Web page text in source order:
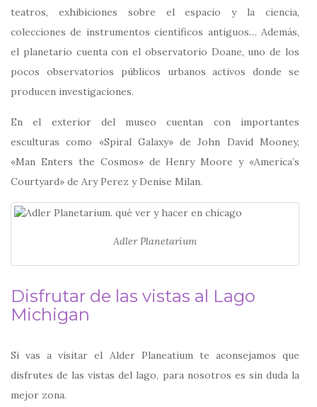
teatros, exhibiciones sobre el espacio y la ciencia,
colecciones de instrumentos científicos antiguos… Además,
el planetario cuenta con el observatorio Doane, uno de los
pocos observatorios públicos urbanos activos donde se
producen investigaciones.
En el exterior del museo cuentan con importantes
esculturas como «Spiral Galaxy» de John David Mooney,
«Man Enters the Cosmos» de Henry Moore y «America’s
Courtyard» de Ary Perez y Denise Milan.
Adler Planetarium
Disfrutar de las vistas al Lago
Michigan
Si vas a visitar el Alder Planeatium te aconsejamos que
disfrutes de las vistas del lago, para nosotros es sin duda la
mejor zona.